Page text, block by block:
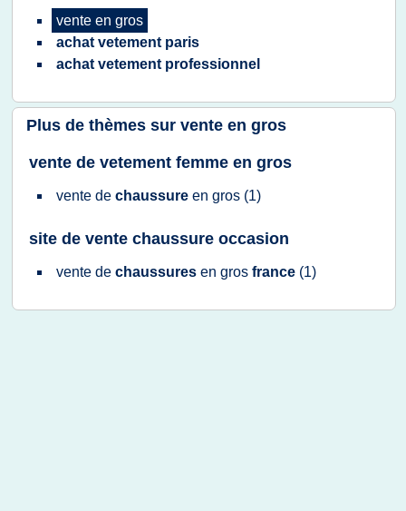
vente en gros
achat vetement paris
achat vetement professionnel
Plus de thèmes sur vente en gros
vente de vetement femme en gros
vente de chaussure en gros (1)
site de vente chaussure occasion
vente de chaussures en gros france (1)